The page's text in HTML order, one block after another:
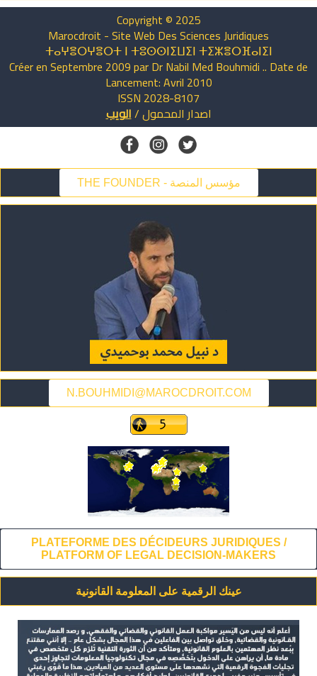
Copyright © 2025
Marocdroit - Site Web Des Sciences Juridiques
ⵜⴰⵖⴻⵔⵖⴻⵔⵜ ⵏ ⵜⵓⵙⵙⵏⵉⵡⵉⵏ ⵜⵉⵣⴻⵔⴼⴰⵏⵉⵏ
Créer en Septembre 2009 par Dr Nabil Med Bouhmidi .. Date de
Lancement: Avril 2010
ISSN 2028-8107
اصدار المحمول/الويب
THE FOUNDER - مؤسس المنصة
N.BOUHMIDI@MAROCDROIT.COM
PLATEFORME DES DÉCIDEURS JURIDIQUES /
PLATFORM OF LEGAL DECISION-MAKERS
عينك الرقمية على المعلومة القانونية